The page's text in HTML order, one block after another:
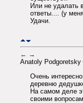
Или не удалать
ответы.... (у
Удачи.
← →
Anatoly
Очень
деревню
На самом деле
своими